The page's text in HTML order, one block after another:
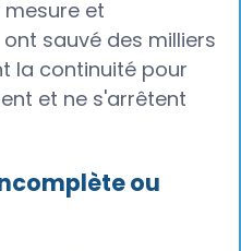
et
sauvé des milliers
la continuité pour
et ne s'arrêtent
ou